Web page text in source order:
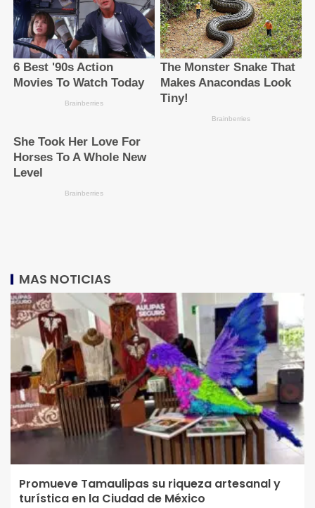
MAS NOTICIAS
Promueve Tamaulipas su riqueza artesanal y
turística en la Ciudad de México